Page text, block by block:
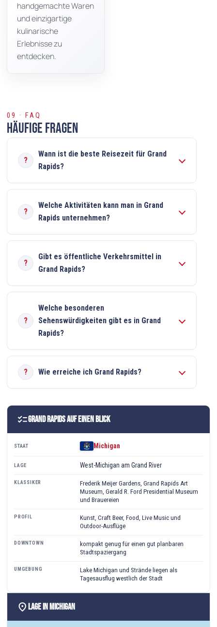
handgemachte Waren
und einzigartige
kulinarische
Erlebnisse zu
entdecken.
09 · FAQ
Häufige Fragen
Wann ist die beste Reisezeit für Grand
Rapids?
Welche Aktivitäten kann man in Grand
Rapids unternehmen?
Gibt es öffentliche Verkehrsmittel in
Grand Rapids?
Welche besonderen
Sehenswürdigkeiten gibt es in Grand
Rapids?
Wie erreiche ich Grand Rapids?
checklistGrand Rapids auf einen Blick
STAAT Michigan
LAGE West-Michigan am Grand River
KLASSIKER
Frederik Meijer Gardens, Grand Rapids Art
Museum, Gerald R. Ford Presidential Museum
und Brauereien
PROFIL
Kunst, Craft Beer, Food, Live Music und
Outdoor-Ausflüge
DOWNTOWN
kompakt genug für einen gut planbaren
Stadtspaziergang
UMGEBUNG
Lake Michigan und Strände liegen als
Tagesausflug westlich der Stadt
location_on Lage in Michigan